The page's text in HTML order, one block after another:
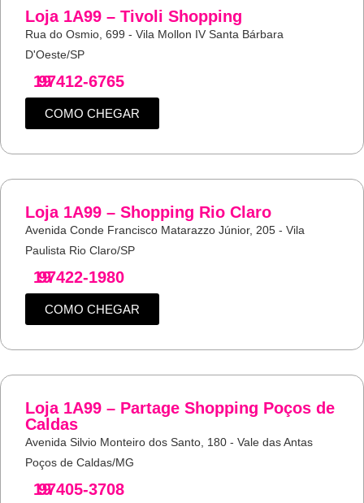
Loja 1A99 – Tivoli Shopping
Rua do Osmio, 699 - Vila Mollon IV Santa Bárbara
D'Oeste/SP
19
97412-6765
COMO CHEGAR
Loja 1A99 – Shopping Rio Claro
Avenida Conde Francisco Matarazzo Júnior, 205 - Vila
Paulista Rio Claro/SP
19
97422-1980
COMO CHEGAR
Loja 1A99 – Partage Shopping Poços de
Caldas
Avenida Silvio Monteiro dos Santo, 180 - Vale das Antas
Poços de Caldas/MG
19
97405-3708